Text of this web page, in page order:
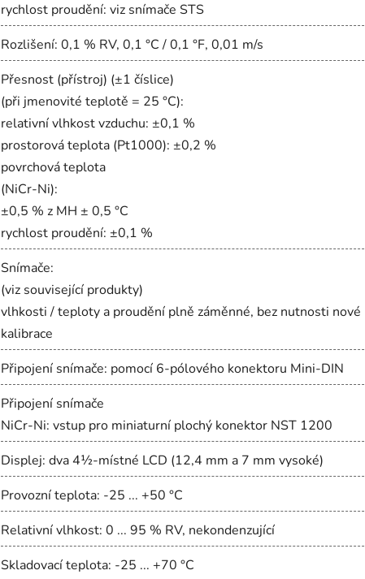
rychlost proudění: viz snímače STS
Rozlišení: 0,1 % RV, 0,1 °C / 0,1 °F, 0,01 m/s
Přesnost (přístroj) (±1 číslice)
(při jmenovité teplotě = 25 °C):
relativní vlhkost vzduchu: ±0,1 %
prostorová teplota (Pt1000): ±0,2 %
povrchová teplota
(NiCr-Ni):
±0,5 % z MH ± 0,5 °C
rychlost proudění: ±0,1 %
Snímače:
(viz související produkty)
vlhkosti / teploty a proudění plně záměnné, bez nutnosti nové
kalibrace
Připojení snímače: pomocí 6-pólového konektoru Mini-DIN
Připojení snímače
NiCr-Ni: vstup pro miniaturní plochý konektor NST 1200
Displej: dva 4½-místné LCD (12,4 mm a 7 mm vysoké)
Provozní teplota: -25 ... +50 °C
Relativní vlhkost: 0 ... 95 % RV, nekondenzující
Skladovací teplota: -25 ... +70 °C